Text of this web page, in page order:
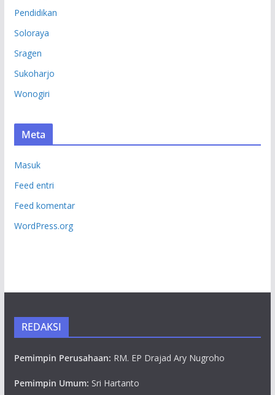
Pendidikan
Soloraya
Sragen
Sukoharjo
Wonogiri
Meta
Masuk
Feed entri
Feed komentar
WordPress.org
REDAKSI
Pemimpin Perusahaan: RM. EP Drajad Ary Nugroho
Pemimpin Umum: Sri Hartanto